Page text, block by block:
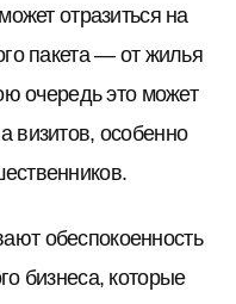
отразиться на
пакета — от жилья
очередь это может
визитов, особенно
обеспокоенность
бизнеса, которые